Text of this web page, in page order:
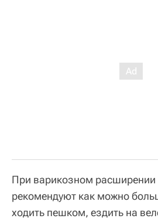
При варикозном расширении
рекомендуют как можно
ходить пешком, ездить на